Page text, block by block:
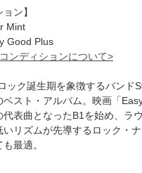
ン】
Mint
Good Plus
ンディションについて>
ック誕生期を象徴するバンド
ベスト・アルバム。映画「
代表曲となったB1を始め、ラ
リズムが先導するロック・ナ
最適。